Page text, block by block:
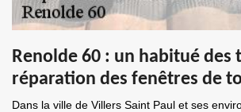
Renolde 60 : un habitué des
réparation des fenêtres de
Dans la ville de Villers Saint Paul et ses